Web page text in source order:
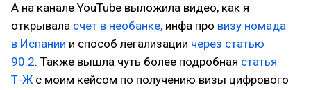
А на канале YouTube выложила видео, как я
открывала счет в необанке, инфа про визу номада
в Испании и способ легализации через статью
90.2. Также вышла чуть более подробная статья
Т-Ж с моим кейсом по получению визы цифрового